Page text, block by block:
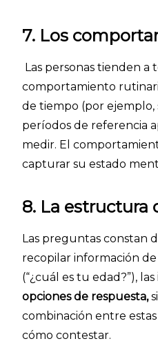
7. Los
Las personas tienden a
comportamiento
de tiempo (por ejemplo,
períodos de referencia
medir. El
capturar su estado
8. La estructura
Las preguntas constan
recopilar información
(“¿cuál es tu edad?”), las
opciones de respuesta,
combinación entre
cómo contestar.